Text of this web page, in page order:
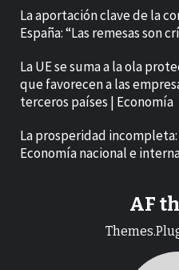
La aportación clave de la
España: “Las remesas son
La UE se suma a la ola
que favorecen a las
terceros países | Economía
La prosperidad
Economía nacional e
AF